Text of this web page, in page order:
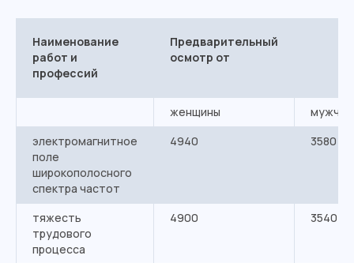
Наименование
работ и
профессий
Предварительный
осмотр от
женщины
электромагнитное
поле
широкополосного
спектра частот
4940 3580
тяжесть
трудового
процесса
4900 3540